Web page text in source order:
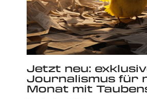
Jetzt neu:
Journalismus für
Monat mit